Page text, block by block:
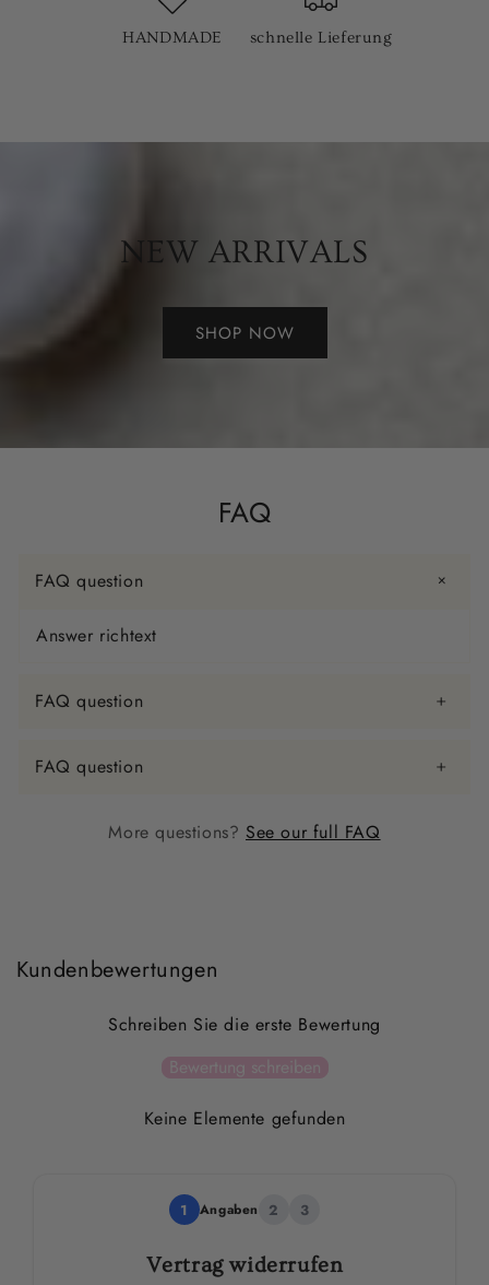
HANDMADE schnelle Lieferung
NEW ARRIVALS
SHOP NOW
FAQ
FAQ question
Answer richtext
FAQ question
FAQ question
More questions? See our full FAQ
Kundenbewertungen
Schreiben Sie die erste Bewertung
Bewertung schreiben
Keine Elemente gefunden
1 Angaben 2 3
Vertrag widerrufen